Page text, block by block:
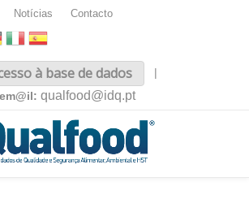
Notícias Contacto
à base de dados
|
em@il: qualfood@idq.pt